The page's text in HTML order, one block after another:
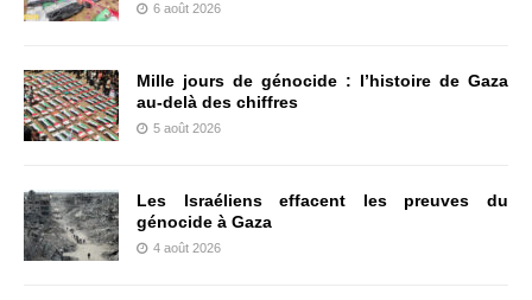
6 août 2026
Mille jours de génocide : l’histoire de Gaza
au-delà des chiffres
5 août 2026
Les Israéliens effacent les preuves du
génocide à Gaza
4 août 2026